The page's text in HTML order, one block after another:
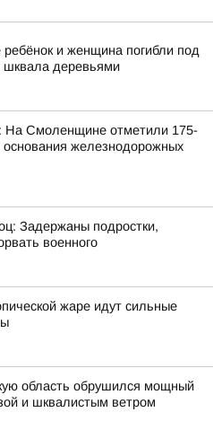
и женщина погибли под
деревьями
На Смоленщине отметили 175-
основания железнодорожных
Задержаны подростки,
военного
жаре идут сильные
область обрушился мощный
и шквалистым ветром